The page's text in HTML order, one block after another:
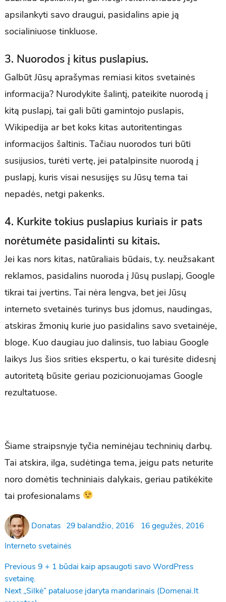
apsilankyti savo draugui, pasidalins apie ją
socialiniuose tinkluose.
3. Nuorodos į kitus puslapius.
Galbūt Jūsų aprašymas remiasi kitos svetainės
informacija? Nurodykite šalintį, pateikite nuorodą į
kitą puslapį, tai gali būti gamintojo puslapis,
Wikipedija ar bet koks kitas autoritentingas
informacijos šaltinis. Tačiau nuorodos turi būti
susijusios, turėti vertę, jei patalpinsite nuorodą į
puslapį, kuris visai nesusijęs su Jūsų tema tai
nepadės, netgi pakenks.
4. Kurkite tokius puslapius kuriais ir pats
norėtumėte pasidalinti su kitais.
Jei kas nors kitas, natūraliais būdais, t.y. neužsakant
reklamos, pasidalins nuoroda į Jūsų puslapį, Google
tikrai tai įvertins. Tai nėra lengva, bet jei Jūsų
interneto svetainės turinys bus įdomus, naudingas,
atskiras žmonių kurie juo pasidalins savo svetainėje,
bloge. Kuo daugiau juo dalinsis, tuo labiau Google
laikys Jus šios srities ekspertu, o kai turėsite didesnį
autoritetą būsite geriau pozicionuojamas Google
rezultatuose.
Šiame straipsnyje tyčia neminėjau techninių darbų.
Tai atskira, ilga, sudėtinga tema, jeigu pats neturite
noro domėtis techniniais dalykais, geriau patikėkite
tai profesionalams
Author
Donatas Posted
29 balandžio, 2016 Atnaujinta
16 gegužės, 2016
Interneto svetainės
Navigacija
tarp
Previous Previous
9 + 1 būdai kaip apsaugoti savo WordPress
svetainę.
Next Next
„Silkė” pataluose įdaryta mandarinais (Domenai.lt